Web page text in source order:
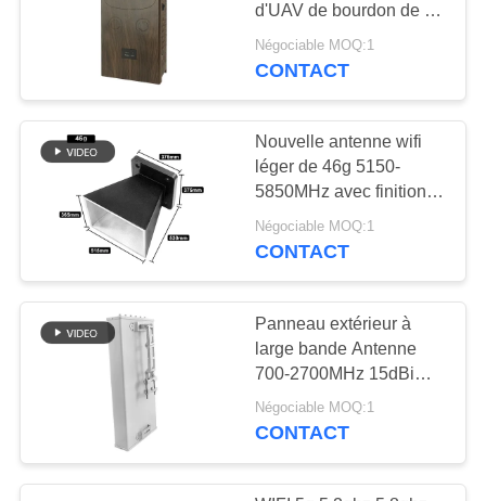
BLOGUE
DEMANDEZ
UNE
CITATION
DU
SITE
PRIVACY
POLICY
amplificateur de
puissance de rf
36
Amplificateur de
puissance à bande
large
15
d'UAV de bourdon de la
Manche du long terme 6
anti
Négociable MOQ:1
CONTACT
Nouvelle antenne wifi
léger de 46g 5150-
5850MHz avec finition
en poudre noire mate
Négociable MOQ:1
CONTACT
Panneau extérieur à
large bande Antenne
700-2700MHz 15dBi
Haute gain 50Ω 100W
Antenne étanche pour
Négociable MOQ:1
CONTACT